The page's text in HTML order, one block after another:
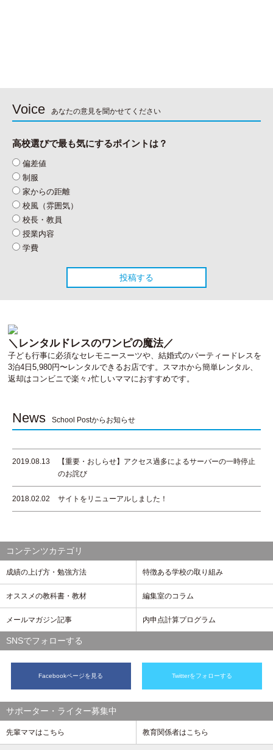
Voice あなたの意見を聞かせてください
高校選びで最も気にするポイントは？
偏差値
制服
家からの距離
校風（雰囲気）
校長・教員
授業内容
学費
＼レンタルドレスのワンピの魔法／
子ども行事に必須なセレモニースーツや、結婚式のパーティードレスを
3泊4日5,980円〜レンタルできるお店です。スマホから簡単レンタル、
返却はコンビニで楽々♪忙しいママにおすすめです。
News School Postからお知らせ
2019.08.13
【重要・おしらせ】アクセス過多によるサーバーの一時停止
のお詫び
2018.02.02 サイトをリニューアルしました！
コンテンツカテゴリ
成績の上げ方・勉強方法 特徴ある学校の取り組み
オススメの教科書・教材 編集室のコラム
メールマガジン記事 内申点計算プログラム
SNSでフォローする
Facebookページを見る Twitterをフォローする
サポーター・ライター募集中
先輩ママはこちら 教育関係者はこちら